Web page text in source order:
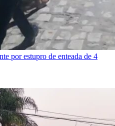
por estupro de enteada de 4